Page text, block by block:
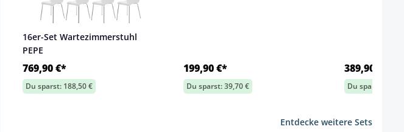
16er-Set Wartezimmerstuhl
PEPE
769,90 €*
Du sparst: 188,50 €
199,90 €*
Du sparst: 39,70 €
389,90 €*
Du sparst:
Entdecke weitere Sets